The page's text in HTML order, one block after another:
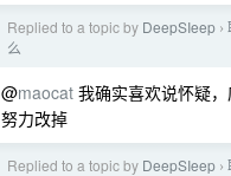
Replied to a topic by DeepSIeep ›
么
@maocat 我确实喜欢说怀疑，
努力改掉
Replied to a topic by DeepSIeep ›